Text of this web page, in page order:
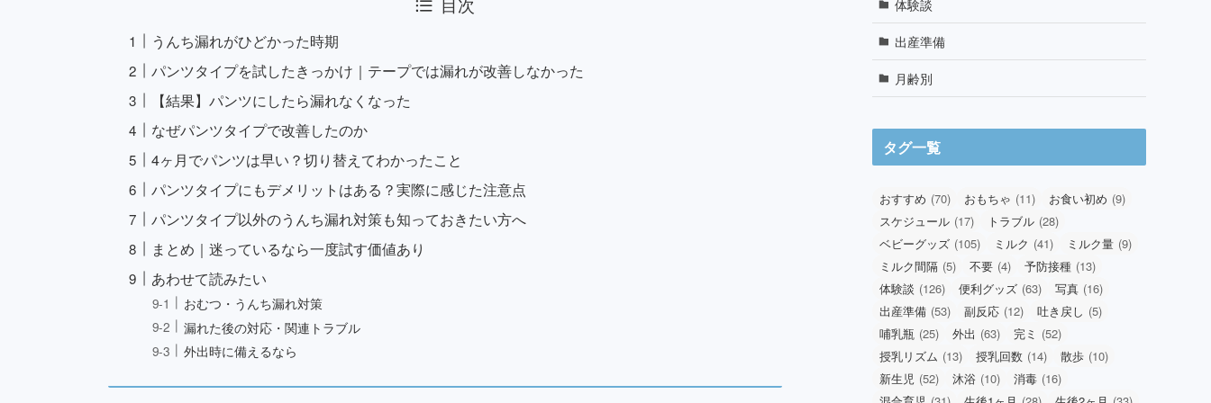
うんち漏れがひどかった時期
パンツタイプを試したきっかけ｜テープでは漏れが改善しなかった
【結果】パンツにしたら漏れなくなった
なぜパンツタイプで改善したのか
4ヶ月でパンツは早い？切り替えてわかったこと
パンツタイプにもデメリットはある？実際に感じた注意点
パンツタイプ以外のうんち漏れ対策も知っておきたい方へ
まとめ｜迷っているなら一度試す価値あり
あわせて読みたい
おむつ・うんち漏れ対策
漏れた後の対応・関連トラブル
外出時に備えるなら
体験談
出産準備
月齢別
タグ一覧
おすすめ (70) おもちゃ (11) お食い初め (9)
スケジュール (17) トラブル (28)
ベビーグッズ (105) ミルク (41) ミルク量 (9)
ミルク間隔 (5) 不要 (4) 予防接種 (13)
体験談 (126) 便利グッズ (63) 写真 (16)
出産準備 (53) 副反応 (12) 吐き戻し (5)
哺乳瓶 (25) 外出 (63) 完ミ (52)
授乳リズム (13) 授乳回数 (14) 散歩 (10)
新生児 (52) 沐浴 (10) 消毒 (16)